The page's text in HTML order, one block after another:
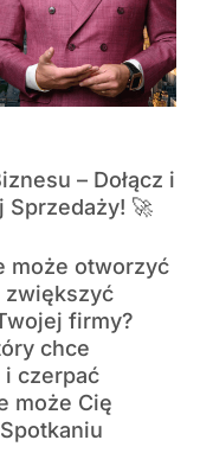
– Dołącz i
Sprzedaży! 🚀
może otworzyć
zwiększyć
firmy?
chce
czerpać
może Cię